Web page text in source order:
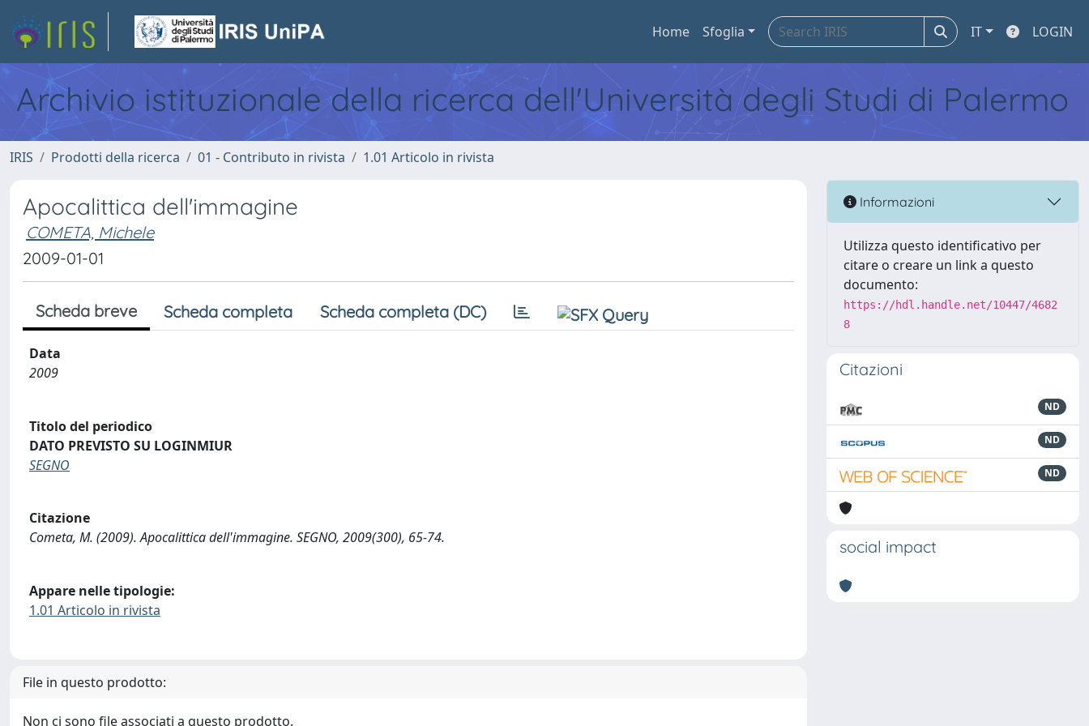
Home Sfoglia IT LOGIN
Archivio istituzionale della ricerca dell'Università degli Studi di Palermo
IRIS Prodotti della ricerca 01 - Contributo in rivista 1.01 Articolo in rivista
Apocalittica dell'immagine
COMETA, Michele
2009-01-01
Scheda breve Scheda completa Scheda completa (DC)
Data
2009
Titolo del periodico
DATO PREVISTO SU LOGINMIUR
SEGNO
Citazione
Cometa, M. (2009). Apocalittica dell'immagine. SEGNO, 2009(300), 65-74.
Appare nelle tipologie:
1.01 Articolo in rivista
File in questo prodotto:
Non ci sono file associati a questo prodotto.
Informazioni
Utilizza questo identificativo per
citare o creare un link a questo
documento:
https://hdl.handle.net/10447/4682
8
Citazioni
ND
ND
ND
social impact